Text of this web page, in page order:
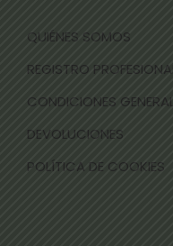
QUIÉNES SOMOS
REGISTRO
CONDICIONES
DEVOLUCIONES
POLÍTICA DE COOKIES